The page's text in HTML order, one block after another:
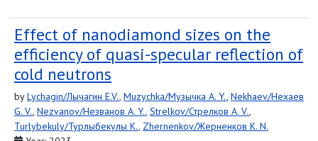
Effect of nanodiamond sizes on the
efficiency of quasi-specular reflection of
cold neutrons
byLychagin/Лычагин E.V., Muzychka/Музычка A. Y., Nekhaev/Нехаев
G. V., Nezvanov/Незванов A. Y., Strelkov/Стрелков A. V.,
Turlybekuly/Турлыбекулы K., Zhernenkov/Жерненков K. N.